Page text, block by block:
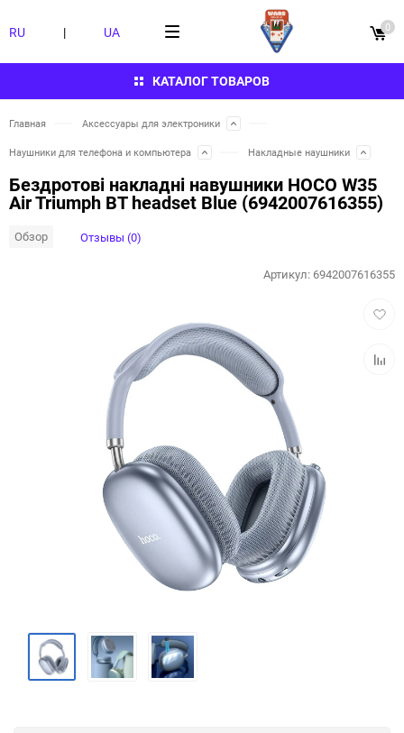
КАТАЛОГ ТОВАРОВ
RU | UA 0
Главная Аксессуары для электроники
Наушники для телефона и компьютера Накладные наушники
Бездротові накладні навушники HOCO W35
Air Triumph BT headset Blue (6942007616355)
Обзор Отзывы (0)
Артикул: 6942007616355